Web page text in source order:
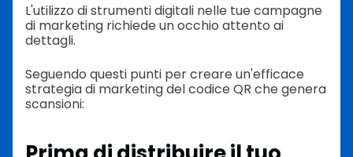
L'utilizzo di strumenti digitali nelle tue campagne
di marketing richiede un occhio attento ai
dettagli.
Seguendo questi punti per creare un'efficace
strategia di marketing del codice QR che genera
scansioni: